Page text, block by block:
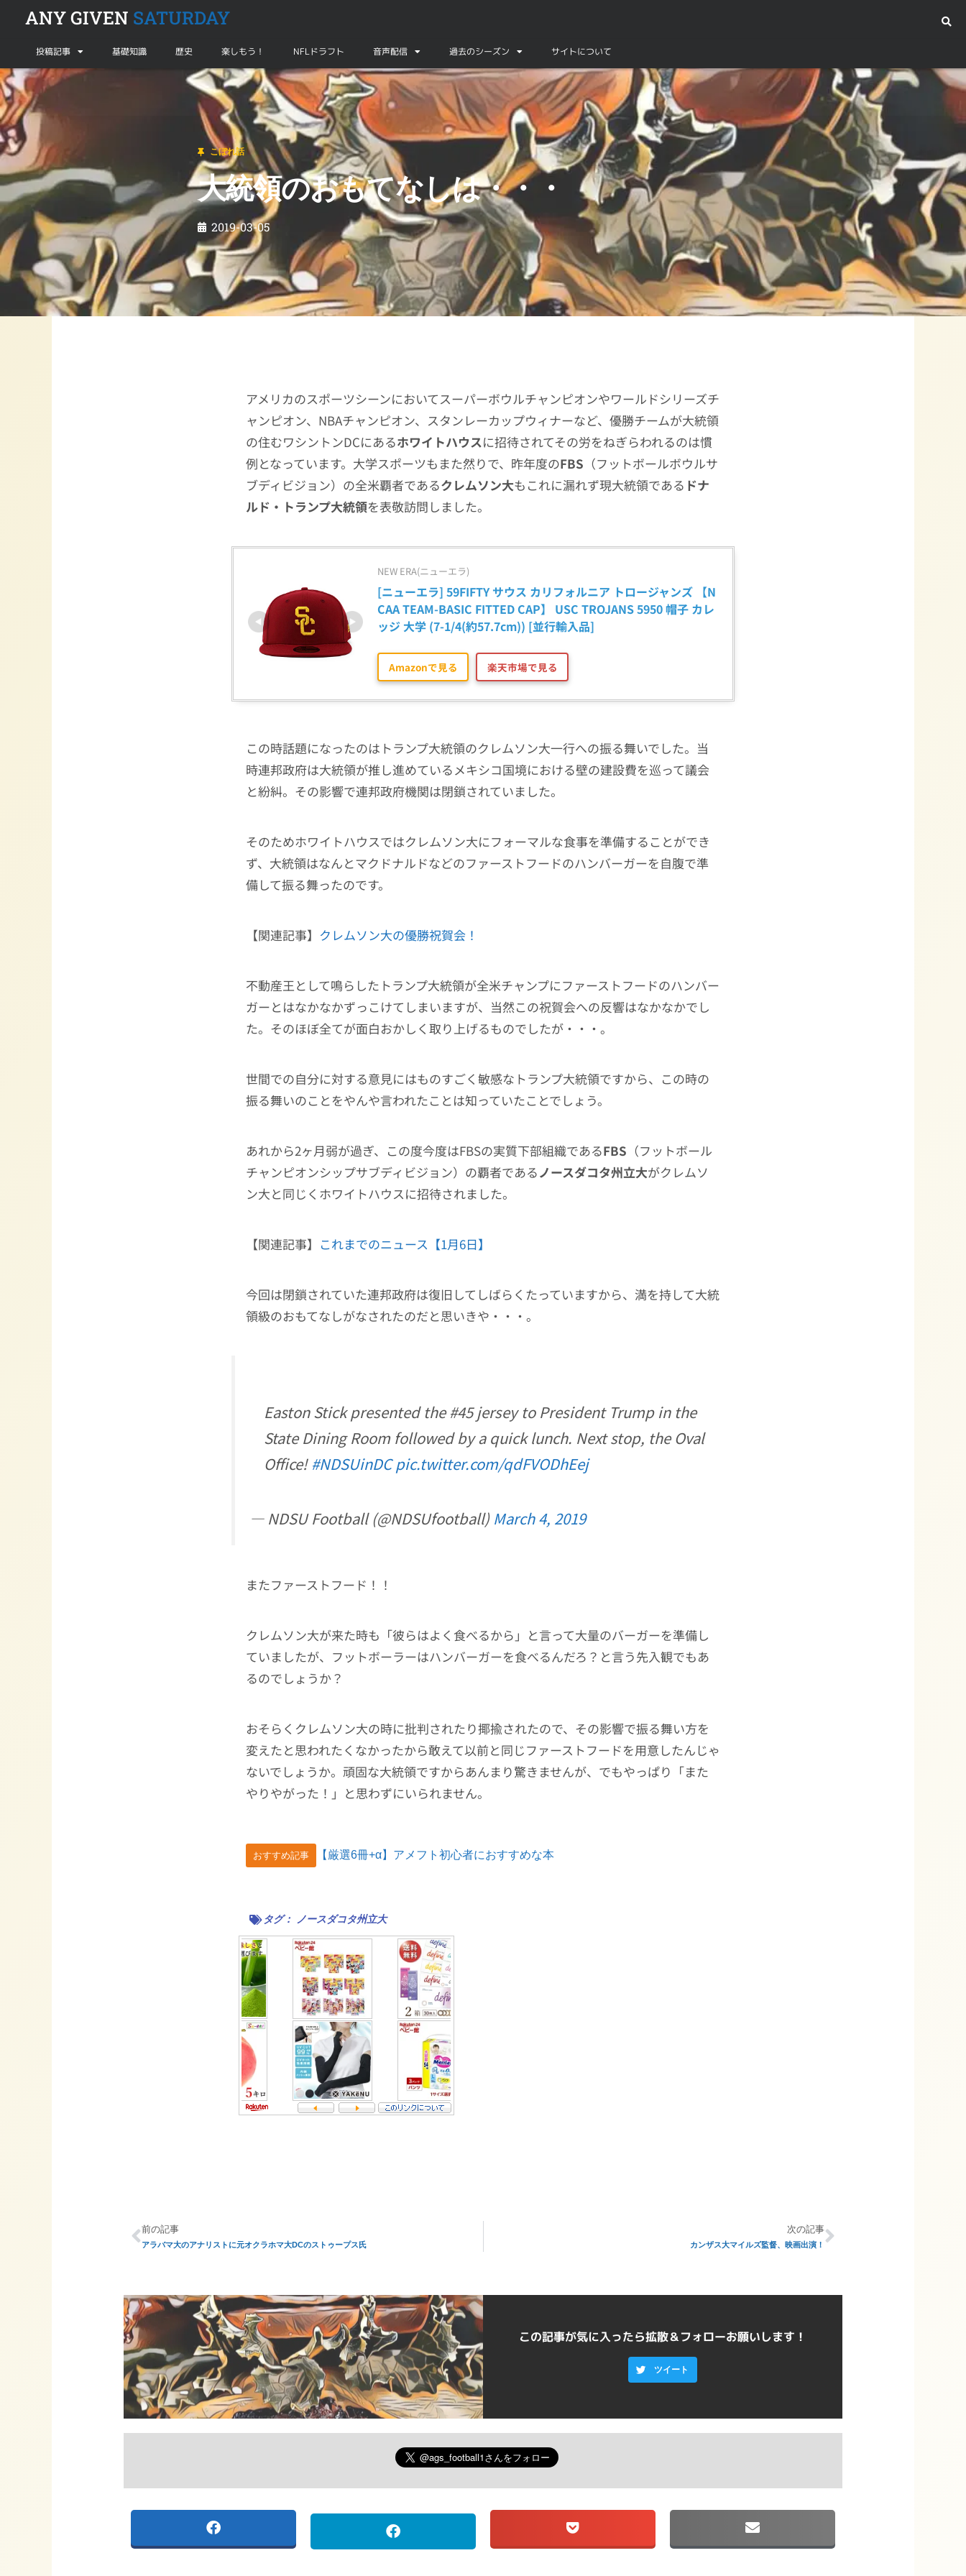
ANY GIVEN SATURDAY
投稿記事 基礎知識 歴史 楽しもう！ NFLドラフト 音声配信 過去のシーズン サイトについて
大統領のおもてなしは・・・
こぼれ話
大統領のおもてなしは・・・
2019-03-05
アメリカのスポーツシーンにおいてスーパーボウルチャンピオンやワールドシリーズチ
ャンピオン、NBAチャンピオン、スタンレーカップウィナーなど、優勝チームが大統領
の住むワシントンDCにあるホワイトハウスに招待されてその労をねぎらわれるのは慣
例となっています。大学スポーツもまた然りで、昨年度のFBS （フットボールボウルサ
ブディビジョン）の全米覇者であるクレムソン大もこれに漏れず現大統領である ドナ
ルド・トランプ大統領を表敬訪問しました。
NEW ERA(ニューエラ)
[ニューエラ] 59FIFTY サウス カリフォルニア トロージャンズ 【N
CAA TEAM-BASIC FITTED CAP】 USC TROJANS 5950 帽子 カレ
ッジ 大学 (7-1/4(約57.7cm)) [並行輸入品]
Amazonで見る 楽天市場で見る
この時話題になったのはトランプ大統領のクレムソン大一行への振る舞いでした。当
時連邦政府は大統領が推し進めているメキシコ国境における壁の建設費を巡って議会
と紛糾。その影響で連邦政府機関は閉鎖されていました。
そのためホワイトハウスではクレムソン大にフォーマルな食事を準備することができ
ず、大統領はなんとマクドナルドなどのファーストフードのハンバーガーを自腹で準
備して振る舞ったのです。
【関連記事】 クレムソン大の優勝祝賀会！
不動産王として鳴らしたトランプ大統領が全米チャンプにファーストフードのハンバー
ガーとはなかなかずっこけてしまいますが、当然この祝賀会への反響はなかなかでし
た。そのほぼ全てが面白おかしく取り上げるものでしたが・・・。
世間での自分に対する意見にはものすごく敏感なトランプ大統領ですから、この時の
振る舞いのことをやんや言われたことは知っていたことでしょう。
あれから2ヶ月弱が過ぎ、この度今度はFBSの実質下部組織であるFBS （フットボール
チャンピオンシップサブディビジョン）の覇者であるノースダコタ州立大がクレムソ
ン大と同じくホワイトハウスに招待されました。
【関連記事】 これまでのニュース【1月6日】
今回は閉鎖されていた連邦政府は復旧してしばらくたっていますから、満を持して大統
領級のおもてなしがなされたのだと思いきや・・・。
Easton Stick presented the #45 jersey to President Trump in the
State Dining Room followed by a quick lunch. Next stop, the Oval
Office! #NDSUinDC pic.twitter.com/qdFVODhEej
— NDSU Football (@NDSUfootball) March 4, 2019
またファーストフード！！
クレムソン大が来た時も「彼らはよく食べるから」と言って大量のバーガーを準備し
ていましたが、フットボーラーはハンバーガーを食べるんだろ？と言う先入観でもあ
るのでしょうか？
おそらくクレムソン大の時に批判されたり揶揄されたので、その影響で振る舞い方を
変えたと思われたくなかったから敢えて以前と同じファーストフードを用意したんじゃ
ないでしょうか。頑固な大統領ですからあんまり驚きませんが、でもやっぱり「また
やりやがった！」と思わずにいられません。
おすすめ記事 【厳選6冊+α】アメフト初心者におすすめな本
タグ： ノースダコタ州立大
前の記事
アラバマ大のアナリストに元オクラホマ大DCのストゥープス氏
次の記事
カンザス大マイルズ監督、映画出演！
この記事が気に入ったら拡散＆フォローお願いします！
ツイート